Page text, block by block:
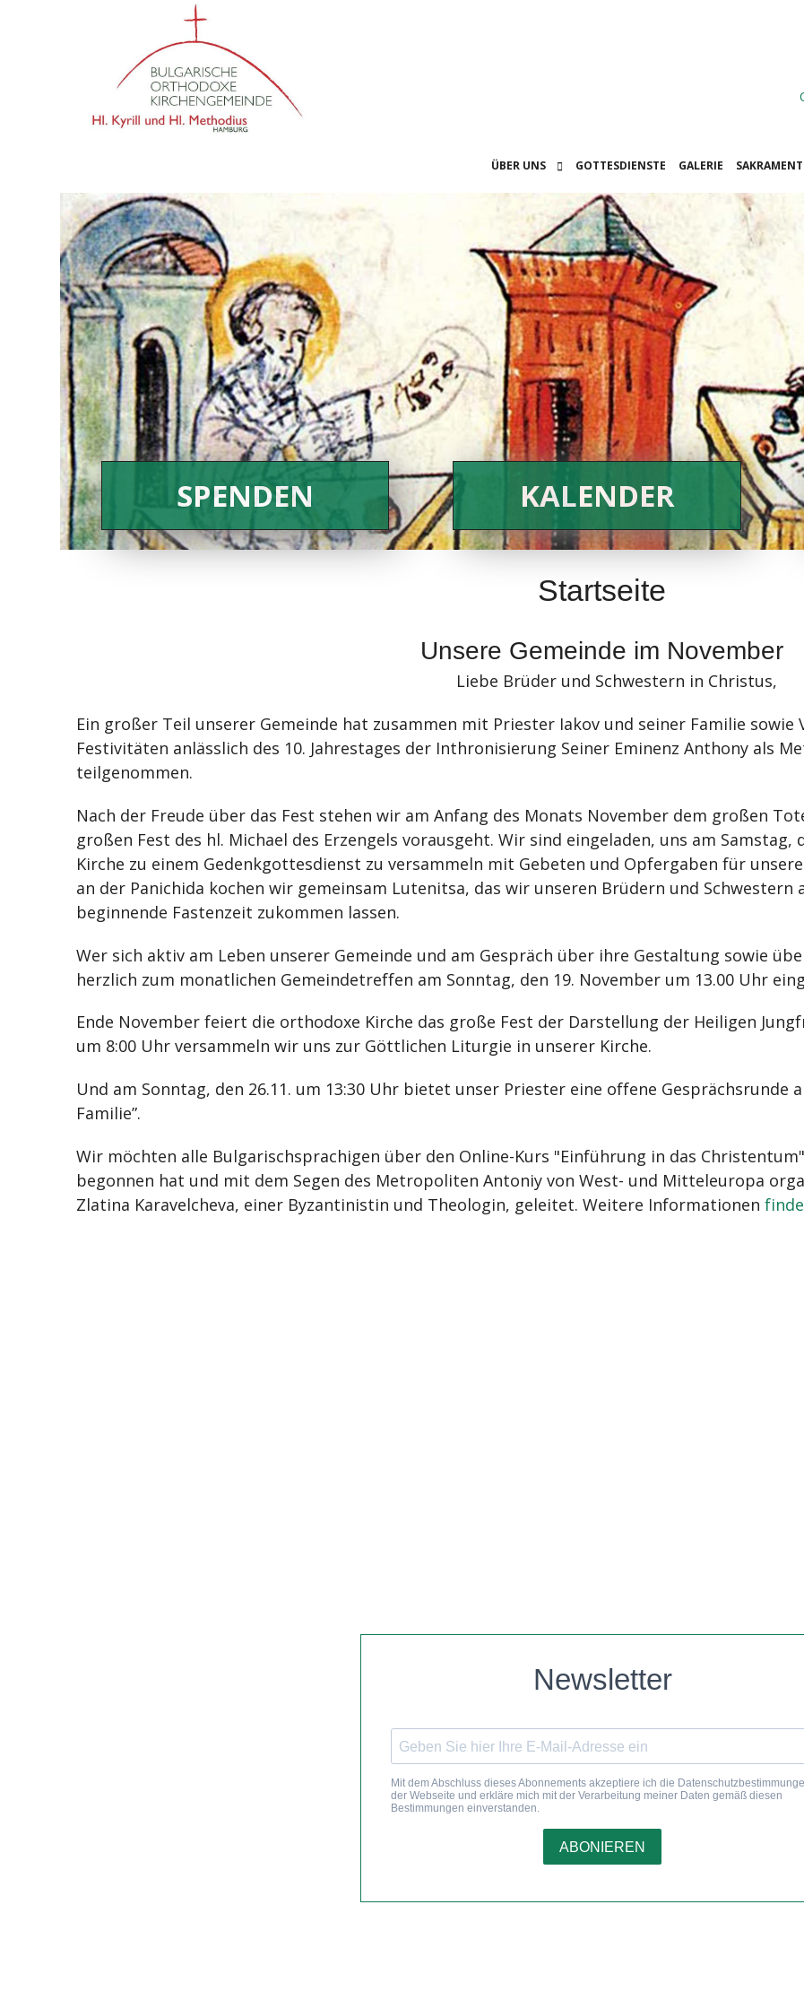
ÜBER UNS GOTTESDIENSTE GALERIE
SPENDEN KALENDER
Startseite
Unsere Gemeinde im November
Liebe Brüder und Schwestern in Christus,
Ein großer Teil unserer Gemeinde hat zusammen mit Priester Iakov und seiner Familie
Festivitäten anlässlich des 10. Jahrestages der Inthronisierung Seiner Eminenz Anthony als
teilgenommen.
Nach der Freude über das Fest stehen wir am Anfang des Monats November dem großen
großen Fest des hl. Michael des Erzengels vorausgeht. Wir sind eingeladen, uns am
Kirche zu einem Gedenkgottesdienst zu versammeln mit Gebeten und Opfergaben für
an der Panichida kochen wir gemeinsam Lutenitsa, das wir unseren Brüdern und Schwestern
beginnende Fastenzeit zukommen lassen.
Wer sich aktiv am Leben unserer Gemeinde und am Gespräch über ihre Gestaltung sowie
herzlich zum monatlichen Gemeindetreffen am Sonntag, den 19. November um 13.00 Uhr
Ende November feiert die orthodoxe Kirche das große Fest der Darstellung der Heiligen
um 8:00 Uhr versammeln wir uns zur Göttlichen Liturgie in unserer Kirche.
Und am Sonntag, den 26.11. um 13:30 Uhr bietet unser Priester eine offene Gesprächsrunde
Familie”.
Wir möchten alle Bulgarischsprachigen über den Online-Kurs "Einführung in das
begonnen hat und mit dem Segen des Metropoliten Antoniy von West- und Mitteleuropa
Zlatina Karavelcheva, einer Byzantinistin und Theologin, geleitet. Weitere Informationen